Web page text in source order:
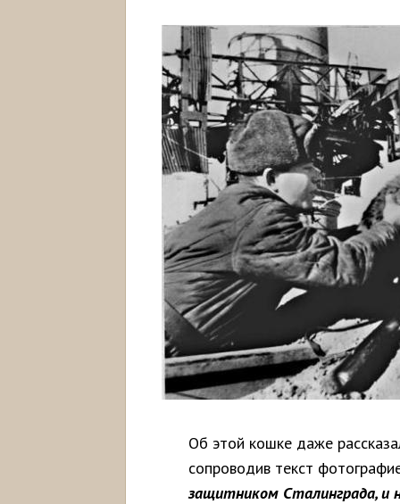
Об этой кошке даже
сопроводив текст
защитником Сталинграда, и